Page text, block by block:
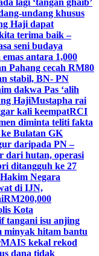
lagi ‘tangan ghaib’
undang khusus
Haji dapat
terima baik –
seni budaya
antara 1,000
Pahang cecah RM80
stabil, BN- PN
dakwa Pas ‘alih
HajiMustapha rai
kali keempatRCI
diminta teliti fakta
Bulatan GK
daripada PN –
dari hutan, operasi
ditangguh ke 27
Negara
di IJN,
RM200,000
Kota
tangani isu anjing
hitam bantu
MAIS kekal rekod
dana tidak